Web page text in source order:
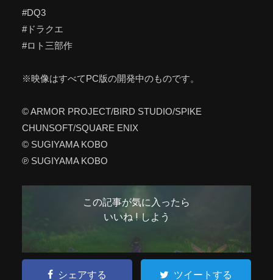
#DQ3
#ドラクエ
#ロト三部作
※映像はすべてPC版の開発中のものです。
© ARMOR PROJECT/BIRD STUDIO/SPIKE
CHUNSOFT/SQUARE ENIX
© SUGIYAMA KOBO
℗ SUGIYAMA KOBO
この記事が気に入ったら
いいね ! しよう
シェアする ツイートする